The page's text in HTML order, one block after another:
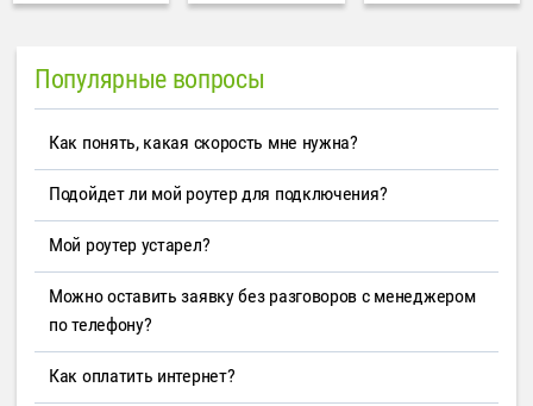
Популярные вопросы
Как понять, какая скорость мне нужна?
Подойдет ли мой роутер для подключения?
Мой роутер устарел?
Можно оставить заявку без разговоров с менеджером
по телефону?
Как оплатить интернет?